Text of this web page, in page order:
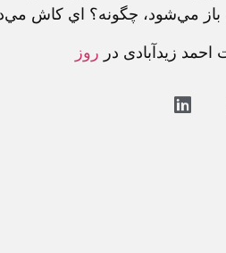
باز مي‌شود، چگونه؟ اي كاش
احمد زيدآبادی در روز